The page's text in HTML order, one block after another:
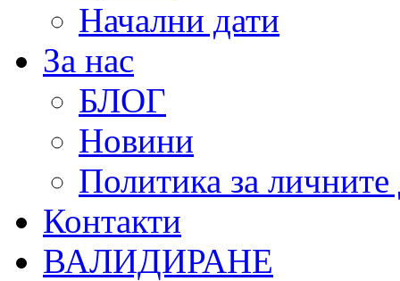
Начални дати
За нас
БЛОГ
Новини
Политика за
Контакти
ВАЛИДИРАНЕ